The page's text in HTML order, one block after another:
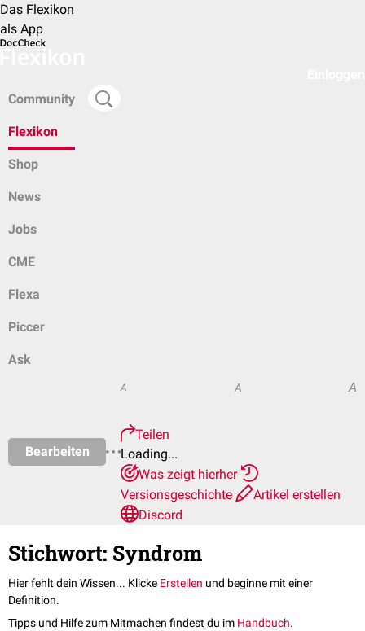
Das Flexikon
als App
Community
Flexikon
Shop
News
Jobs
CME
Flexa
Piccer
Ask
Bearbeiten
A A A
Teilen
Loading...
Was zeigt hierher
Versionsgeschichte
Artikel erstellen
Discord
Stichwort: Syndrom
Hier fehlt dein Wissen... Klicke Erstellen und beginne mit einer
Definition.
Tipps und Hilfe zum Mitmachen findest du im Handbuch.